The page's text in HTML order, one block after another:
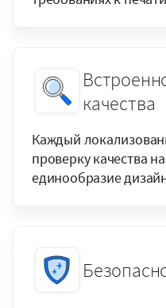
качества
Каждый
проверку качества
единообразие